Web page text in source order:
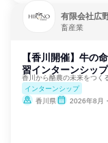
有限会社広
畜産業
【香川開催】牛の
習インターンシップ
香川から酪農の未来をつく
インターンシップ
香川県
2026年8月